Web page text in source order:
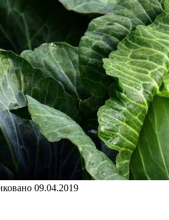
09.04.2019